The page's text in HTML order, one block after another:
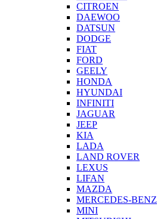
CITROEN
DAEWOO
DATSUN
DODGE
FIAT
FORD
GEELY
HONDA
HYUNDAI
INFINITI
JAGUAR
JEEP
KIA
LADA
LAND ROVER
LEXUS
LIFAN
MAZDA
MERCEDES-BENZ
MINI